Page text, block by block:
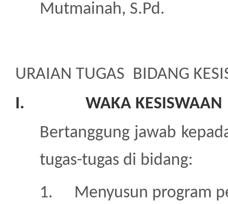
Mutmainah, S.Pd.
URAIAN TUGAS BIDANG
I.
WAKA KESISWAAN
Bertanggung jawab
tugas-tugas di bidang:
1.
Menyusun program